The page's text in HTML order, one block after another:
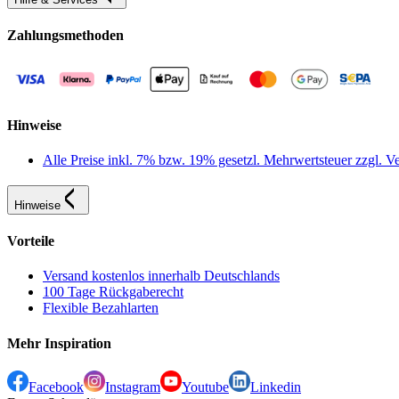
Zahlungsmethoden
Hinweise
Alle Preise inkl. 7% bzw. 19% gesetzl. Mehrwertsteuer zzgl.
Hinweise
Vorteile
Versand kostenlos innerhalb Deutschlands
100 Tage Rückgaberecht
Flexible Bezahlarten
Mehr Inspiration
Facebook Instagram Youtube
Linkedin